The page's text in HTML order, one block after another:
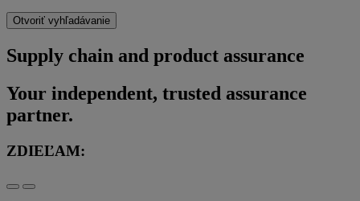
Otvoriť vyhľadávanie
Supply chain and product assurance
Your independent, trusted assurance
partner.
ZDIEĽAM: